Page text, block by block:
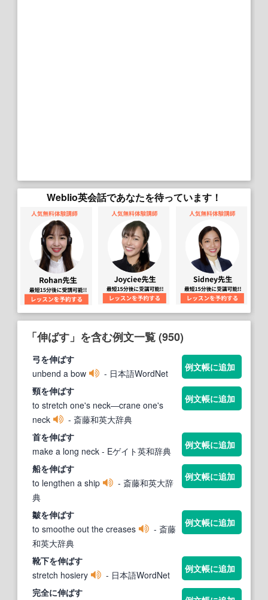
Weblio英会話であなたを待っています！
「伸ばす」を含む例文一覧 (950)
弓を伸ばす
unbend a bow
- 日本語WordNet
例文帳に追加
頸を伸ばす
to stretch one's neck―crane one's
neck
- 斎藤和英大辞典
例文帳に追加
首を伸ばす
make a long neck - Eゲイト英和辞典
例文帳に追加
船を伸ばす
to lengthen a ship
- 斎藤和英大辞
典
例文帳に追加
皺を伸ばす
to smoothe out the creases
- 斎藤
和英大辞典
例文帳に追加
靴下を伸ばす
stretch hosiery
- 日本語WordNet
例文帳に追加
完全に伸ばす